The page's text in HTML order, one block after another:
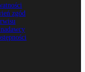
zgód